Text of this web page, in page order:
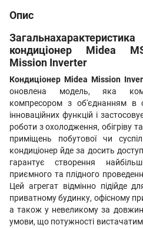
Опис
кондиціонер Midea
Mission Inverter
Кондиціонер Midea Mission
оновлена ​​модель, яка
компресором з об'єднанням в
інноваційних функцій і
роботи з охолодження, обігріву
приміщень побутової чи
кондиціонер йде за досить
гарантує створення
приємного та плідного
Цей агрегат відмінно підійде
приватному будинку, офісному
а також у невеликому за
умови, що потужності